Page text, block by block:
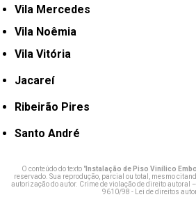
Vila Mercedes
Vila Noêmia
Vila Vitória
Jacareí
Ribeirão Pires
Santo André
O conteúdo do texto "Instalação de Piso Vinílico
reservado. Sua reprodução, parcial ou total, mesmo
autorização do autor. Crime de violação de direito autoral
9610/98 - Lei de direitos